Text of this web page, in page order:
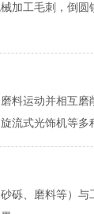
加工毛刺，倒圆
料运动并相互磨
流式光饰机等多
砾、磨料等）与